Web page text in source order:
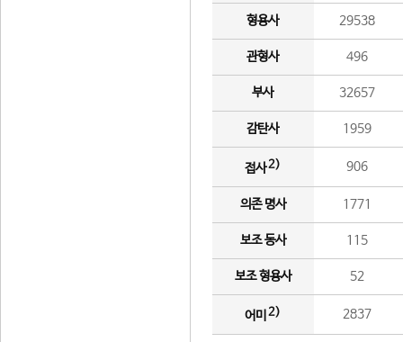
형용사 29538
관형사 496
부사 32657
감탄사 1959
접사2) 906
의존 명사 1771
보조 동사 115
보조 형용사 52
어미 2) 2837